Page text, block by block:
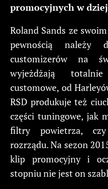
promocyjnych w
Roland Sands ze
pewnością należy
customizerów na
wyjeżdżają
customowe, od
RSD produkuje też
części tuningowe, jak
filtry powietrza, czy
rozrządu. Na sezon
klip promocyjny i
stopniu nie jest on